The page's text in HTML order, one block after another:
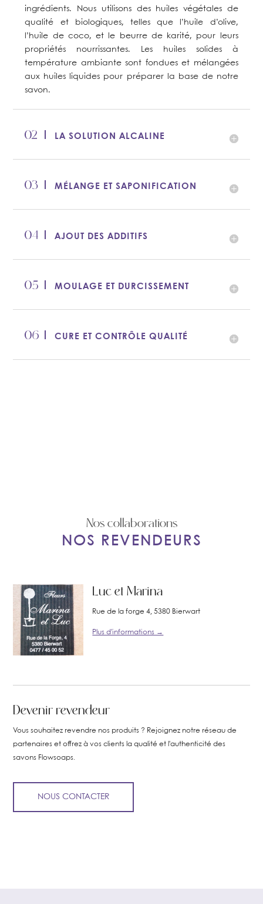
ingrédients. Nous utilisons des huiles végétales de
qualité et biologiques, telles que l’huile d’olive,
l’huile de coco, et le beurre de karité, pour leurs
propriétés nourrissantes. Les huiles solides à
température ambiante sont fondues et mélangées
aux huiles liquides pour préparer la base de notre
savon.
LA SOLUTION ALCALINE
MÉLANGE ET SAPONIFICATION
AJOUT DES ADDITIFS
MOULAGE ET DURCISSEMENT
CURE ET CONTRÔLE QUALITÉ
Nos collaborations
NOS REVENDEURS
Luc et Marina
Rue de la forge 4, 5380 Bierwart
Plus d'informations →
Devenir revendeur
Vous souhaitez revendre nos produits ? Rejoignez notre réseau de
partenaires et offrez à vos clients la qualité et l'authenticité des
savons Flowsoaps.
NOUS CONTACTER